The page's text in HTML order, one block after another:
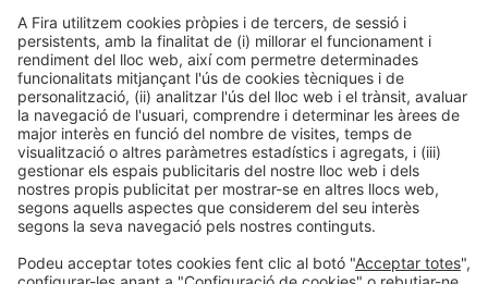
Informació generalAvís legalPolítica de privacitat
Política de cookies